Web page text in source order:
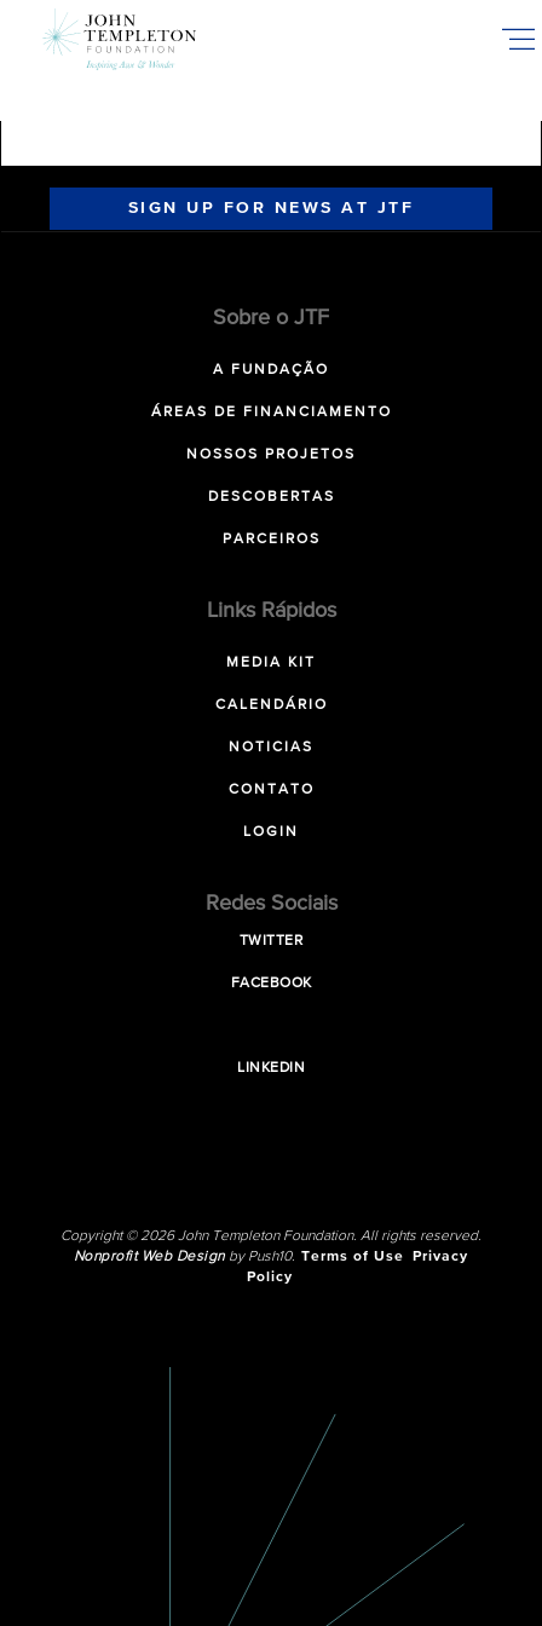
SIGN UP FOR NEWS AT JTF
Sobre o JTF
A FUNDAÇÃO
ÁREAS DE FINANCIAMENTO
NOSSOS PROJETOS
DESCOBERTAS
PARCEIROS
Links Rápidos
MEDIA KIT
CALENDÁRIO
NOTICIAS
CONTATO
LOGIN
Redes Sociais
TWITTER
FACEBOOK
LINKEDIN
Copyright © 2026 John Templeton Foundation. All rights reserved.
Nonprofit Web Designby Push10. Terms of Use
Privacy
Policy